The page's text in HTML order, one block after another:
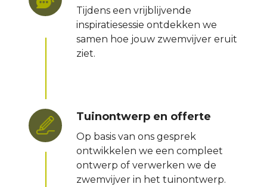
Tijdens een vrijblijvende
inspiratiesessie ontdekken we
samen hoe jouw zwemvijver eruit
ziet.
Tuinontwerp en offerte
Op basis van ons gesprek
ontwikkelen we een compleet
ontwerp of verwerken we de
zwemvijver in het tuinontwerp.